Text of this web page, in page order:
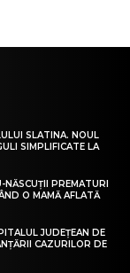
SLATINA. NOUL
SIMPLIFICATE LA
NĂSCUȚII PREMATURI
O MAMĂ AFLATĂ
JUDEȚEAN DE
CAZURILOR DE